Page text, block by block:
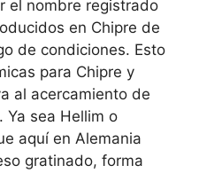
el nombre registrado
en Chipre de
de condiciones. Esto
para Chipre y
al acercamiento de
Ya sea Hellim o
aquí en Alemania
gratinado, forma